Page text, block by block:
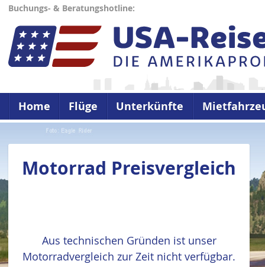
Buchungs- & Beratungshotline:
Home Flüge Unterkünfte
Motorrad Preisvergleich
Aus technischen Gründen ist unser
Motorradvergleich zur Zeit nicht verfügbar.